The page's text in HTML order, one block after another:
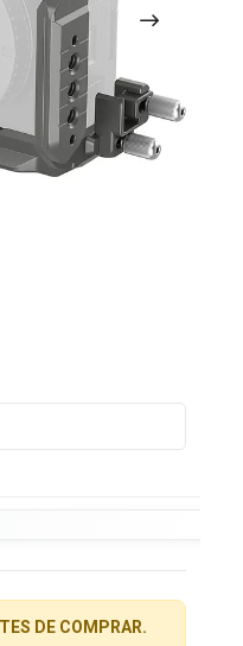
DE COMPRAR.